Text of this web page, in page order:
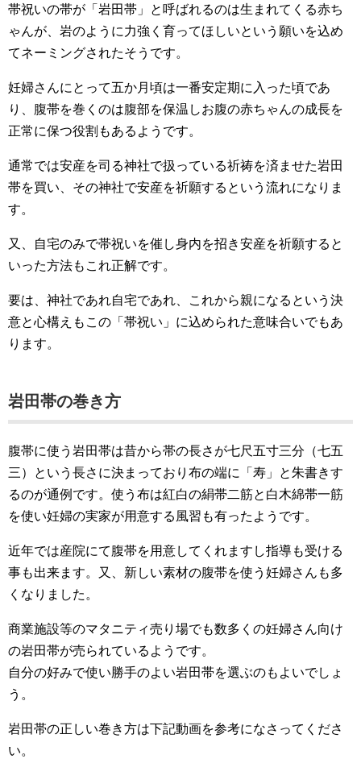
帯祝いの帯が「岩田帯」と呼ばれるのは生まれてくる赤ち
ゃんが、岩のように力強く育ってほしいという願いを込め
てネーミングされたそうです。
妊婦さんにとって五か月頃は一番安定期に入った頃であ
り、腹帯を巻くのは腹部を保温しお腹の赤ちゃんの成長を
正常に保つ役割もあるようです。
通常では安産を司る神社で扱っている祈祷を済ませた岩田
帯を買い、その神社で安産を祈願するという流れになりま
す。
又、自宅のみで帯祝いを催し身内を招き安産を祈願すると
いった方法もこれ正解です。
要は、神社であれ自宅であれ、これから親になるという決
意と心構えもこの「帯祝い」に込められた意味合いでもあ
ります。
岩田帯の巻き方
腹帯に使う岩田帯は昔から帯の長さが七尺五寸三分（七五
三）という長さに決まっており布の端に「寿」と朱書きす
るのが通例です。使う布は紅白の絹帯二筋と白木綿帯一筋
を使い妊婦の実家が用意する風習も有ったようです。
近年では産院にて腹帯を用意してくれますし指導も受ける
事も出来ます。又、新しい素材の腹帯を使う妊婦さんも多
くなりました。
商業施設等のマタニティ売り場でも数多くの妊婦さん向け
の岩田帯が売られているようです。
自分の好みで使い勝手のよい岩田帯を選ぶのもよいでしょ
う。
岩田帯の正しい巻き方は下記動画を参考になさってくださ
い。